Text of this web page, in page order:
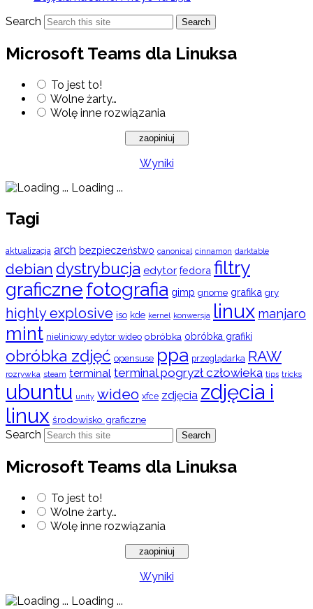
Search
Search
Microsoft Teams dla Linuksa
To jest to!
Wolne żarty…
Wolę inne rozwiązania
Wyniki
Loading ...
Tagi
aktualizacja arch bezpieczeństwo canonical cinnamon darktable
debian dystrybucja edytor fedora filtry
graficznefotografia gimp gnome grafika gry
highly explosive iso kde kernel konwersja linux manjaro
mint nieliniowy edytor wideo obróbka obróbka grafiki
obróbka zdjęć opensuse ppa przeglądarka RAW
rozrywka steam terminal terminal pogryzł człowieka tips tricks
ubuntu unity wideo xfce zdjęcia zdjęcia i
linux środowisko graficzne
Search Search
Microsoft Teams dla Linuksa
To jest to!
Wolne żarty…
Wolę inne rozwiązania
Wyniki
Loading ...